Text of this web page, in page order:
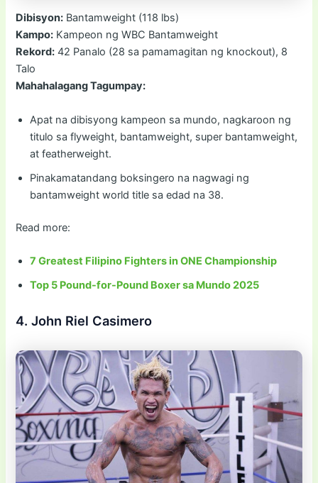
Dibisyon: Bantamweight (118 lbs)
Kampo: Kampeon ng WBC Bantamweight
Rekord: 42 Panalo (28 sa pamamagitan ng knockout), 8
Talo
Mahahalagang Tagumpay:
Apat na dibisyong kampeon sa mundo, nagkaroon ng
titulo sa flyweight, bantamweight, super bantamweight,
at featherweight.
Pinakamatandang boksingero na nagwagi ng
bantamweight world title sa edad na 38.
Read more:
7 Greatest Filipino Fighters in ONE Championship
Top 5 Pound-for-Pound Boxer sa Mundo 2025
4. John Riel Casimero